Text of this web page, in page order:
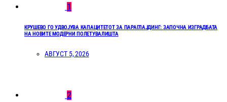
1
КРУШЕВО ГО УДВОЈУВА КАПАЦИТЕТОТ ЗА ПАРАГЛАЈДИНГ: ЗАПОЧНА ИЗГРАДБАТА
НА НОВИТЕ МОДЕРНИ ПОЛЕТУВАЛИШТА
АВГУСТ 5, 2026
2